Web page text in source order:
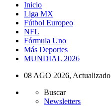
Inicio
Liga MX
Fútbol Europeo
NFL
Fórmula Uno
Más Deportes
MUNDIAL 2026
08 AGO 2026, Actualizado
Buscar
Newsletters